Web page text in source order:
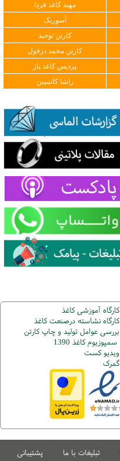
مهبد کاغذ فردا
آسوریک
کارتن توحید
کارتن محمد دزفول
پردیس کاغذ پاژ
راشا کاسپین
کارگاه آموزشی کاغذ
کارگاه نشاسته درصنعت کاغذ
بررسی عوامل تولید و چاپ کارتن
سمپوزیوم کاغذ 1390
ویدیو کست
گمرک
تبلیغات با ما پشتیبانی